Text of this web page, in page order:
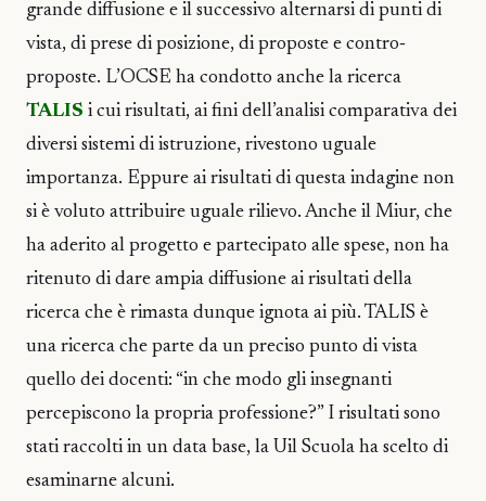
grande diffusione e il successivo alternarsi di punti di
vista, di prese di posizione, di proposte e contro‐
proposte. L’OCSE ha condotto anche la ricerca
TALIS i cui risultati, ai fini dell’analisi comparativa dei
diversi sistemi di istruzione, rivestono uguale
importanza. Eppure ai risultati di questa indagine non
si è voluto attribuire uguale rilievo. Anche il Miur, che
ha aderito al progetto e partecipato alle spese, non ha
ritenuto di dare ampia diffusione ai risultati della
ricerca che è rimasta dunque ignota ai più. TALIS è
una ricerca che parte da un preciso punto di vista
quello dei docenti: “in che modo gli insegnanti
percepiscono la propria professione?” I risultati sono
stati raccolti in un data base, la Uil Scuola ha scelto di
esaminarne alcuni.